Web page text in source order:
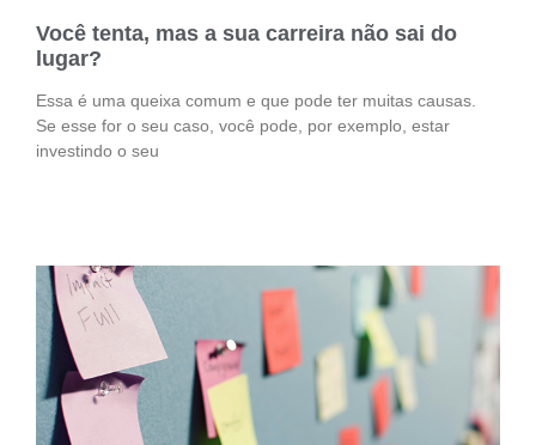
Você tenta, mas a sua carreira não sai do
lugar?
Essa é uma queixa comum e que pode ter muitas causas.
Se esse for o seu caso, você pode, por exemplo, estar
investindo o seu